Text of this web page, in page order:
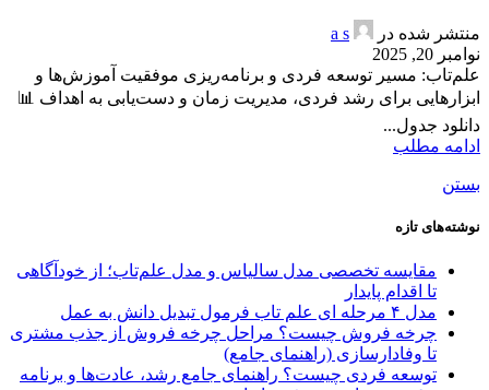
منتشر شده در
a s
نوامبر 20, 2025
علم‌تاب: مسیر توسعه فردی و برنامه‌ریزی موفقیت آموزش‌ها و
ابزارهایی برای رشد فردی، مدیریت زمان و دست‌یابی به اهداف 📊
دانلود جدول...
ادامه مطلب
بستن
نوشته‌های تازه
مقایسه تخصصی مدل سالیاس و مدل علم‌تاب؛ از خودآگاهی
تا اقدام پایدار
مدل ۴ مرحله ای علم تاب فرمول تبدیل دانش به عمل
چرخه فروش چیست؟ مراحل چرخه فروش از جذب مشتری
تا وفادارسازی (راهنمای جامع)
توسعه فردی چیست؟ راهنمای جامع رشد، عادت‌ها و برنامه